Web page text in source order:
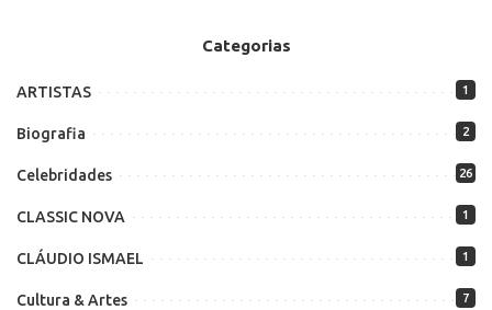
Categorias
ARTISTAS 1
Biografia 2
Celebridades 26
CLASSIC NOVA 1
CLÁUDIO ISMAEL 1
Cultura & Artes 7